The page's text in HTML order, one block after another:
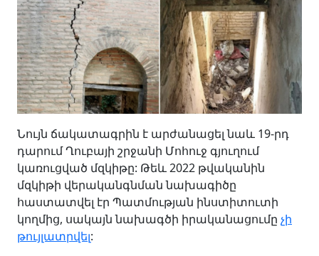
Նույն ճակատագրին է արժանացել նաև 19-րդ
դարում Ղուբայի շրջանի Մոհուջ գյուղում
կառուցված մզկիթը: Թեև 2022 թվականին
մզկիթի վերականգնման նախագիծը
հաստատվել էր Պատմության ինստիտուտի
կողմից, սակայն նախագծի իրականացումը չի
թույլատրվել: